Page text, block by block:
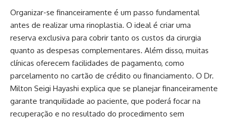
Organizar-se financeiramente é um passo fundamental
antes de realizar uma rinoplastia. O ideal é criar uma
reserva exclusiva para cobrir tanto os custos da cirurgia
quanto as despesas complementares. Além disso, muitas
clínicas oferecem facilidades de pagamento, como
parcelamento no cartão de crédito ou financiamento. O Dr.
Milton Seigi Hayashi explica que se planejar financeiramente
garante tranquilidade ao paciente, que poderá focar na
recuperação e no resultado do procedimento sem